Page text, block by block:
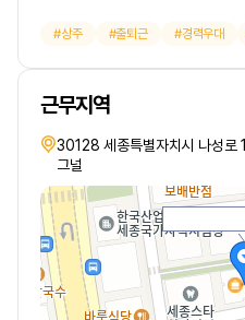
상주 출퇴근 경력우대
근무지역
30128 세종특별자치시 나성로
그널